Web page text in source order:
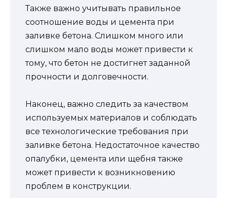
Также важно учитывать правильное
соотношение воды и цемента при
заливке бетона. Слишком много или
слишком мало воды может привести к
тому, что бетон не достигнет заданной
прочности и долговечности.
Наконец, важно следить за качеством
используемых материалов и соблюдать
все технологические требования при
заливке бетона. Недостаточное качество
опалубки, цемента или щебня также
может привести к возникновению
проблем в конструкции.